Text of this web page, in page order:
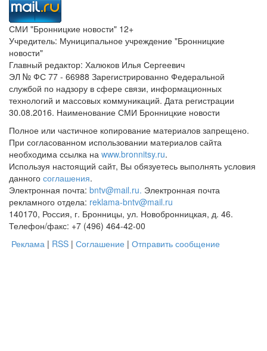
СМИ "Бронницкие новости" 12+
Учредитель: Муниципальное учреждение "Бронницкие
новости"
Главный редактор: Халюков Илья Сергеевич
ЭЛ № ФС 77 - 66988 Зарегистрированно Федеральной
службой по надзору в сфере связи, информационных
технологий и массовых коммуникаций. Дата регистрации
30.08.2016. Наименование СМИ Бронницкие новости
Полное или частичное копирование материалов запрещено.
При согласованном использовании материалов сайта
необходима ссылка на www.bronnitsy.ru.
Используя настоящий сайт, Вы обязуетесь выполнять условия
данного соглашения.
Электронная почта: bntv@mail.ru. Электронная почта
рекламного отдела: reklama-bntv@mail.ru
140170, Россия, г. Бронницы, ул. Новобронницкая, д. 46.
Телефон/факс: +7 (496) 464-42-00
Реклама | RSS | Соглашение | Отправить сообщение